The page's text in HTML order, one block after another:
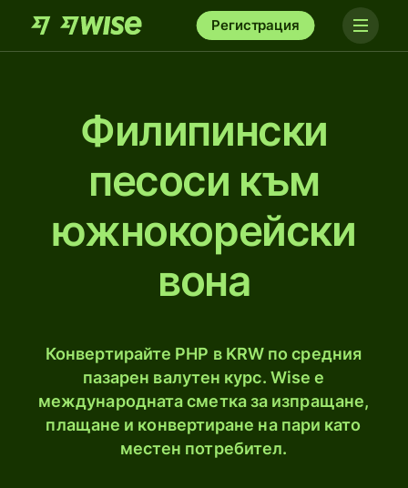
Регистрация
Филипински
песоси към
южнокорейски
вона
Конвертирайте PHP в KRW по средния
пазарен валутен курс. Wise е
международната сметка за изпращане,
плащане и конвертиране на пари като
местен потребител.